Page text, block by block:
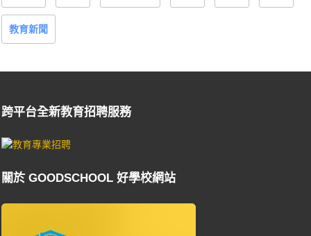
教育新聞
跨平台全新教育招聘服務
關於 GOODSCHOOL 好學校網站